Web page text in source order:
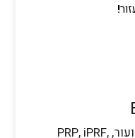
!
טיפולי שיער ועור, PRP, iPRF,